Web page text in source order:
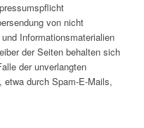
von nicht
Informationsmaterialien
der Seiten behalten sich
der unverlangten
etwa durch Spam-E-Mails,